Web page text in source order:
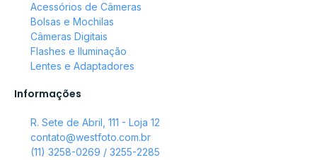
Acessórios de Câmeras
Bolsas e Mochilas
Câmeras Digitais
Flashes e Iluminação
Lentes e Adaptadores
Informações
R. Sete de Abril, 111 - Loja 12
contato@westfoto.com.br
(11) 3258-0269 / 3255-2285